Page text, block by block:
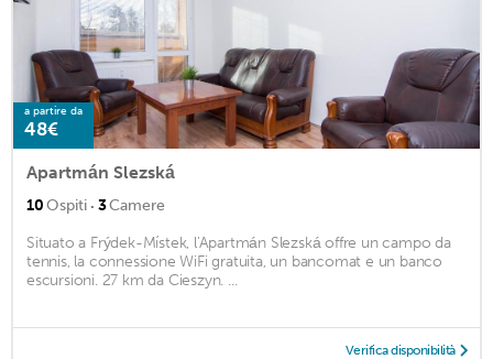
a partire da
48€
Apartmán Slezská
10Ospiti · 3Camere
Situato a Frýdek-Místek, l'Apartmán Slezská offre un campo da
tennis, la connessione WiFi gratuita, un bancomat e un banco
escursioni. 27 km da Cieszyn. ...
Verifica disponibilità